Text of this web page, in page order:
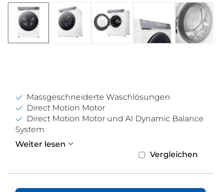
Massgeschneiderte Waschlösungen
Direct Motion Motor
Direct Motion Motor und AI Dynamic Balance
System
Weiter lesen
Vergleichen